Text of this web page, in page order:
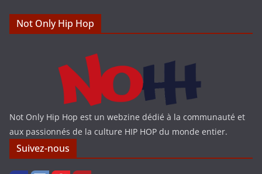
Not Only Hip Hop
Not Only Hip Hop est un webzine dédié à la communauté et
aux passionnés de la culture HIP HOP du monde entier.
Suivez-nous